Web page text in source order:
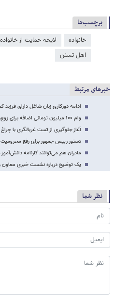
برچسب‌ها
خانواده لایحه حمایت از خانواده
اهل تسنن
خبرهای مرتبط
ادامه دورکاری زنان شاغل دارای فرزند کمتر
وام ۱۰۰ میلیون تومانی اضافه برای زوج‌های روستایی و عشایری دهه شصتی
آغاز جلوگیری از تست غربالگری با
دستور رییس جمهور برای رفع محرومیت
مادران هم می‌توانند کارنامه دانش‌آموز
یک توضیح درباره نشست خبری معاون
نظر شما